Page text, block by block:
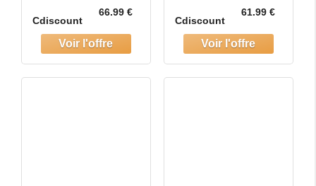
bureau - Fauteuil
de coiffure
mobile
-55*55*81cm-gris
Cdiscount
66.99 €
Jaune Tissu
fauteuil bureau
confort
ergonomique fo
Cdiscount
61.99 €